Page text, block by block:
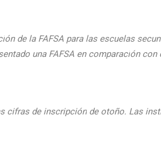
ón de la FAFSA para las escuelas
una FAFSA en comparación con
cifras de inscripción de otoño. Las